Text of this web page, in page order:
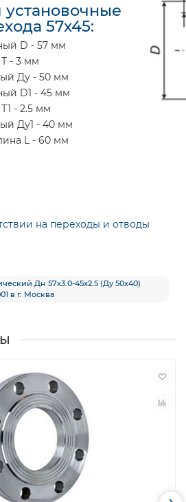
57х45:
D - 57 мм
- 3 мм
Ду - 50 мм
D1 - 45 мм
- 2.5 мм
Ду1 - 40 мм
L - 60 мм
на переходы и отводы
Дн 57х3.0-45х2.5 (Ду 50х40)
в г. Москва